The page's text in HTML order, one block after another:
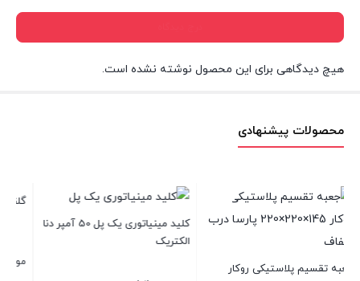
هیچ دیدگاهی برای این محصول نوشته نشده است.
محصولات پیشنهادی
کلید مینیاتوری یک پل 50 آمپر دنا
گلند سرگرد فلزی کابل سایز 21
موجود در انبار
سیم نایلون 2 در 1.5 نوید
موجود در انبار